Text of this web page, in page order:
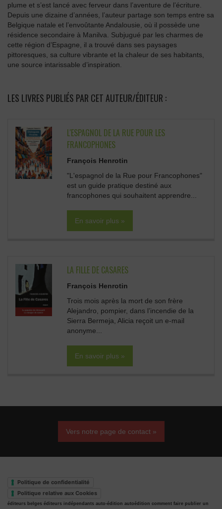
plume et s’est lancé avec ferveur dans l’aventure de l’écriture.
Depuis une dizaine d’années, l’auteur partage son temps entre sa
Belgique natale et l’envoûtante Andalousie, où il possède une
résidence secondaire à Manilva. Subjugué par les charmes de
cette région d’Espagne, il a trouvé dans ses paysages
pittoresques, sa culture vibrante et la chaleur de ses habitants,
une source intarissable d’inspiration.
LES LIVRES PUBLIÉS PAR CET AUTEUR/ÉDITEUR :
L'ESPAGNOL DE LA RUE POUR LES
FRANCOPHONES
François Henrotin
"L'espagnol de la Rue pour Francophones"
est un guide pratique destiné aux
francophones qui souhaitent apprendre...
En savoir plus »
LA FILLE DE CASARES
François Henrotin
Trois mois après la mort de son frère
Alejandro, pompier, dans l’incendie de la
Sierra Bermeja, Alicia reçoit un e-mail
anonyme...
En savoir plus »
Vers notre page de contact »
Politique de confidentialité
Politique relative aux Cookies
éditeurs belges éditeurs indépendants auto-édition autoédition comment faire publier un